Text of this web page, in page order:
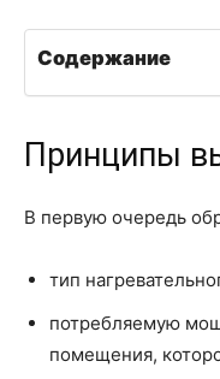
Содержание
Принципы
В первую очередь
тип
потребляемую
помещения,